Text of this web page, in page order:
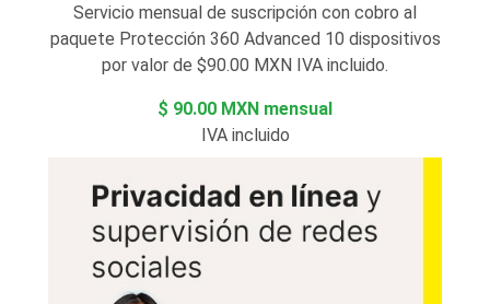
Servicio mensual de suscripción con cobro al
paquete Protección 360 Advanced 10 dispositivos
por valor de $90.00 MXN IVA incluido.
$ 90.00 MXN mensual
IVA incluido